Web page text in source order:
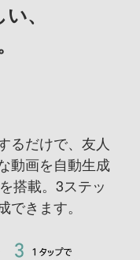
、
るだけで、友人
動画を自動生成
搭載。 3ステッ
きます。